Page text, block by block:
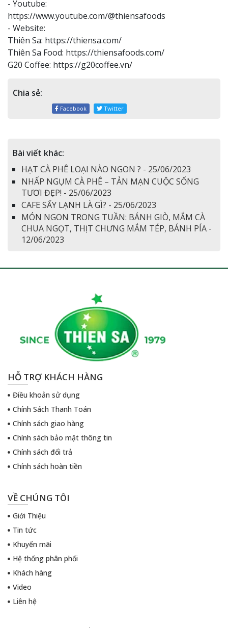
- Youtube:
https://www.youtube.com/@thiensafoods
- Website:
Thiên Sa: https://thiensa.com/
Thiên Sa Food: https://thiensafoods.com/
G20 Coffee: https://g20coffee.vn/
Chia sẻ:
Facebook Twitter
Bài viết khác:
HẠT CÀ PHÊ LOẠI NÀO NGON ? - 25/06/2023
NHẤP NGỤM CÀ PHÊ – TẢN MẠN CUỘC SỐNG
TƯƠI ĐẸP! - 25/06/2023
CAFE SẤY LẠNH LÀ GÌ? - 25/06/2023
MÓN NGON TRONG TUẦN: BÁNH GIÒ, MẮM CÀ
CHUA NGỌT, THỊT CHƯNG MẮM TÉP, BÁNH PÍA -
12/06/2023
HỖ TRỢ KHÁCH HÀNG
Điều khoản sử dụng
Chính Sách Thanh Toán
Chính sách giao hàng
Chính sách bảo mật thông tin
Chính sách đổi trả
Chính sách hoàn tiền
VỀ CHÚNG TÔI
Giới Thiệu
Tin tức
Khuyến mãi
Hệ thống phân phối
Khách hàng
Video
Liên hệ